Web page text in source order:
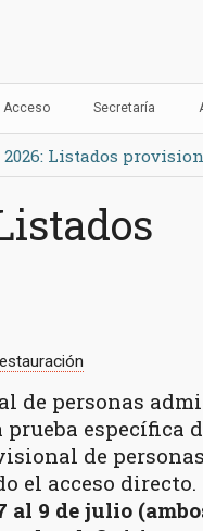
Acceso Secretaría
Listados
de personas
específica
de
el acceso directo.
al 9 de julio